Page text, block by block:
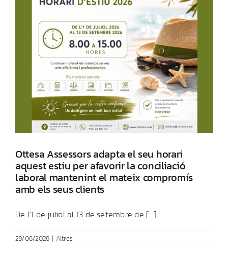
Ottesa Assessors adapta el seu horari
aquest estiu per afavorir la conciliació
laboral mantenint el mateix compromís
amb els seus clients
De l'1 de juliol al 13 de setembre de [...]
29/06/2026 | Altres